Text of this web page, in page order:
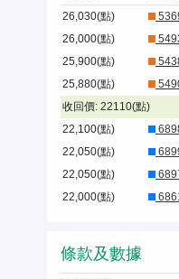
26,030(點)
26,000(點)
25,900(點)
25,880(點)
收回價: 22110(點)
22,100(點)
22,050(點)
22,050(點)
22,000(點)
條款及數據